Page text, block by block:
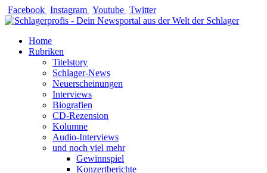
Zum
Inhalt
Facebook Instagram Youtube Twitter
Home
Rubriken
Titelstory
Schlager-News
Neuerscheinungen
Interviews
Biografien
CD-Rezension
Kolumne
Audio-Interviews
und noch viel mehr
Gewinnspiel
Konzertberichte